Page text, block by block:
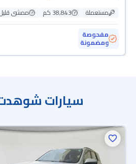
مستعملة 38,843 كم
ممشى
مفحوصة
ومضمونة
سيارات